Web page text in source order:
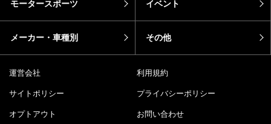
モータースポーツ イベント
メーカー・車種別 その他
運営会社 利用規約
サイトポリシー プライバシーポリシー
オプトアウト お問い合わせ